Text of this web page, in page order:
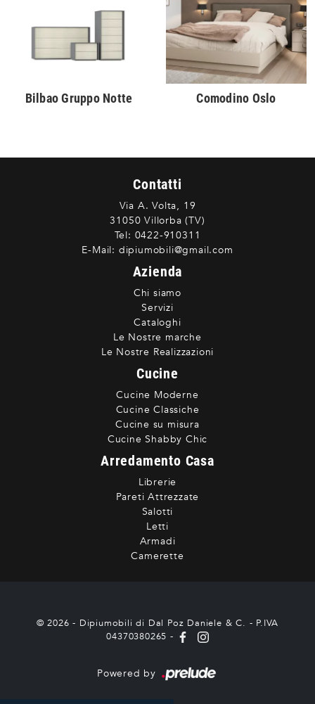
Bilbao Gruppo Notte Comodino Oslo
Contatti
Via A. Volta, 19
31050 Villorba (TV)
Tel: 0422-910311
E-Mail: dipiumobili@gmail.com
Azienda
Chi siamo
Servizi
Cataloghi
Le Nostre marche
Le Nostre Realizzazioni
Cucine
Cucine Moderne
Cucine Classiche
Cucine su misura
Cucine Shabby Chic
Arredamento Casa
Librerie
Pareti Attrezzate
Salotti
Letti
Armadi
Camerette
© 2026 - Dipiumobili di Dal Poz Daniele & C. - P.IVA
04370380265 -
Powered by